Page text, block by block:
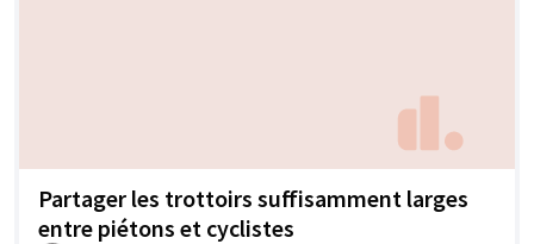
Partager les trottoirs suffisamment larges
entre piétons et cyclistes